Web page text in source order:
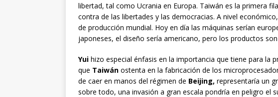
libertad, tal como Ucrania en Europa. Taiwán es la primera
contra de las libertades y las democracias. A nivel
de producción mundial. Hoy en día las máquinas serían
japoneses, el diseño sería americano, pero los productos son
Yui hizo especial énfasis en la importancia que tiene para la
que Taiwán ostenta en la fabricación de los
de caer en manos del régimen de Beijing, representaría un
sobre todo, una invasión a gran escala pondría en peligro el